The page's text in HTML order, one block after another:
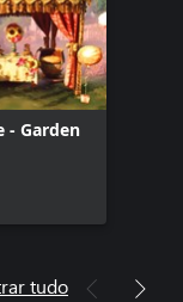
- Garden
tudo